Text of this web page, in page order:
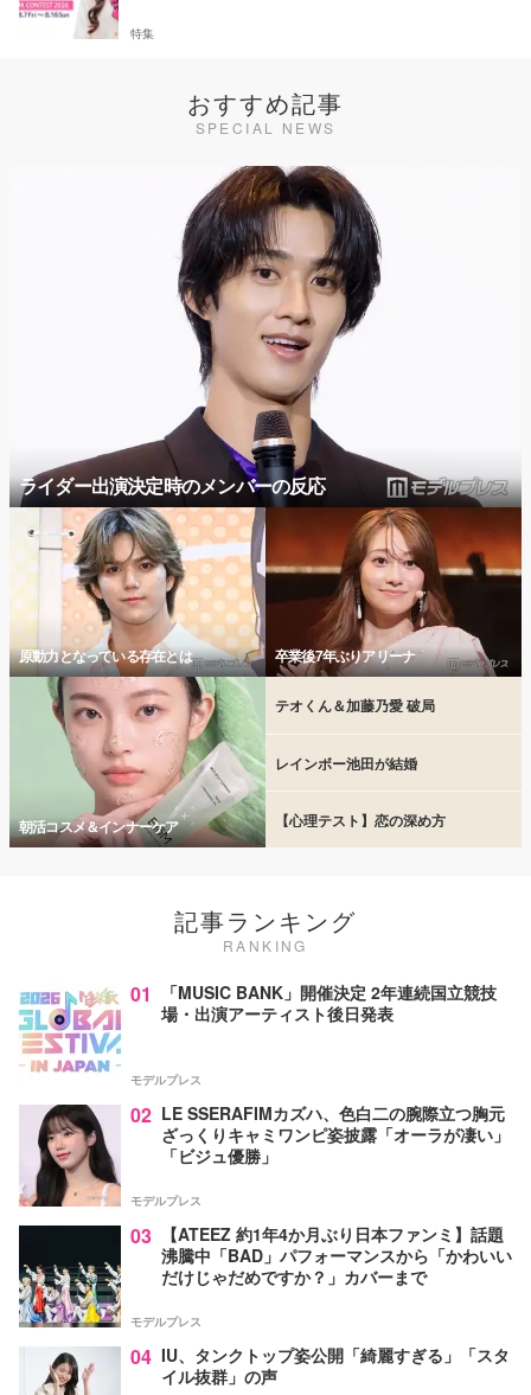
特集
おすすめ記事
SPECIAL NEWS
ライダー出演決定時のメンバーの反応
原動力となっている存在とは 卒業後7年ぶりアリーナ
朝活コスメ＆インナーケア
テオくん＆加藤乃愛 破局
レインボー池田が結婚
【心理テスト】恋の深め方
記事ランキング
RANKING
01
「MUSIC BANK」開催決定 2年連続国立競技
場・出演アーティスト後日発表
モデルプレス
02 LE SSERAFIMカズハ、色白二の腕際立つ胸元
ざっくりキャミワンピ姿披露「オーラが凄い」
「ビジュ優勝」
モデルプレス
03
【ATEEZ 約1年4か月ぶり日本ファンミ】話題
沸騰中「BAD」パフォーマンスから「かわいい
だけじゃだめですか？」カバーまで
モデルプレス
04 IU、タンクトップ姿公開「綺麗すぎる」「スタ
イル抜群」の声